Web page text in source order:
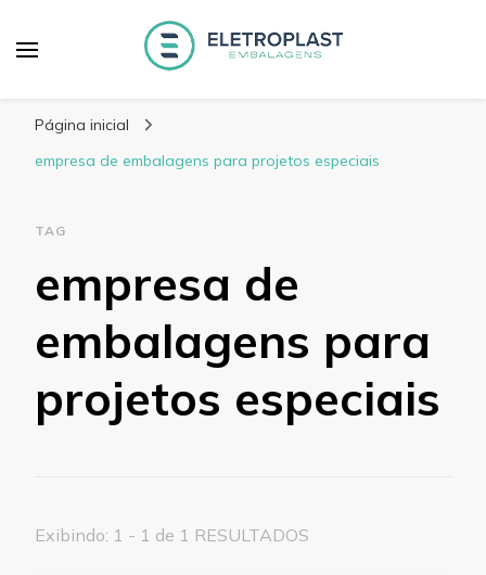
Página inicial
empresa de embalagens para projetos especiais
TAG
empresa de
embalagens para
projetos especiais
Exibindo: 1 - 1 de 1 RESULTADOS